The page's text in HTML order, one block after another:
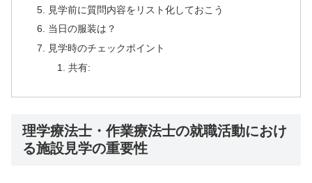
見学前に質問内容をリスト化しておこう
当日の服装は？
見学時のチェックポイント
共有:
理学療法士・作業療法士の就職活動におけ
る施設見学の重要性